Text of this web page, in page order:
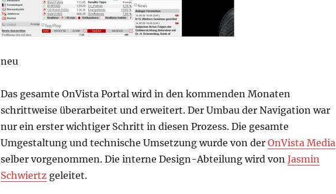
neu
Das gesamte OnVista Portal wird in den kommenden Monaten
schrittweise überarbeitet und erweitert. Der Umbau der Navigation war
nur ein erster wichtiger Schritt in diesen Prozess. Die gesamte
Umgestaltung und technische Umsetzung wurde von der OnVista Media
selber vorgenommen. Die interne Design-Abteilung wird von Jasmin
Schwiertzgeleitet.